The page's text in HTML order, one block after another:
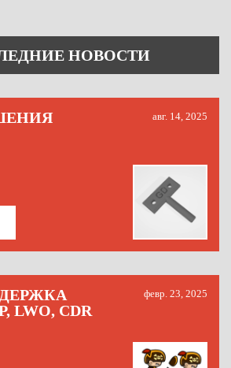
НОВОСТИ
авг. 14, 2025
LWO, CDR
февр. 23, 2025